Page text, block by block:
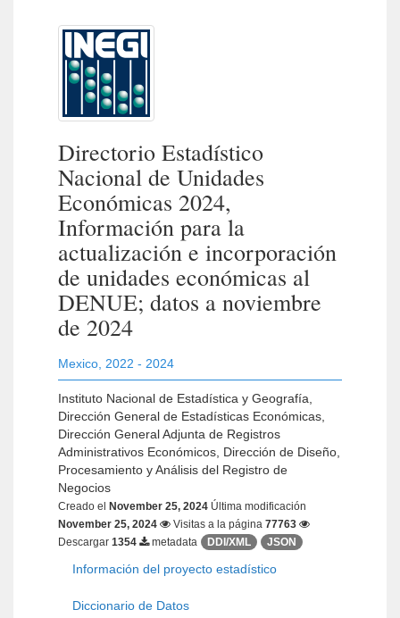
Directorio Estadístico
Nacional de Unidades
Económicas 2024,
Información para la
actualización e incorporación
de unidades económicas al
DENUE; datos a noviembre
de 2024
Mexico 2022 - 2024
Instituto Nacional de Estadística y Geografía,
Dirección General de Estadísticas Económicas,
Dirección General Adjunta de Registros
Administrativos Económicos, Dirección de Diseño,
Procesamiento y Análisis del Registro de
Negocios
Creado el November 25, 2024 Última modificación
November 25, 2024
Visitas a la página 77763
Descargar 1354 metadata DDI/XML JSON
Información del proyecto estadístico
Diccionario de Datos